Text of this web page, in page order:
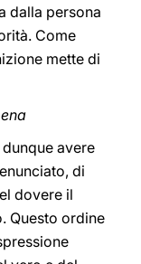
dalla persona
Come
mette di
avere
di
dovere il
Questo ordine